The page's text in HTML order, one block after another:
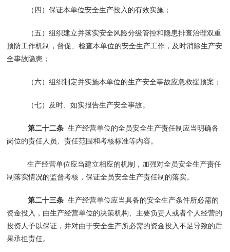
（四）保证本单位安全生产投入的有效实施；
（五）组织建立并落实安全风险分级管控和隐患排查治理双重
预防工作机制，督促、检查本单位的安全生产工作，及时消除生产安
全事故隐患；
（六）组织制定并实施本单位的生产安全事故应急救援预案；
（七）及时、如实报告生产安全事故。
第二十二条生产经营单位的全员安全生产责任制应当明确各
岗位的责任人员、责任范围和考核标准等内容。
生产经营单位应当建立相应的机制，加强对全员安全生产责任
制落实情况的监督考核，保证全员安全生产责任制的落实。
第二十三条生产经营单位应当具备的安全生产条件所必需的
资金投入，由生产经营单位的决策机构、主要负责人或者个人经营的
投资人予以保证，并对由于安全生产所必需的资金投入不足导致的后
果承担责任。